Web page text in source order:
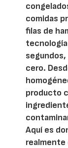
comidas
filas de
cero.
producto
Aquí es
realmente